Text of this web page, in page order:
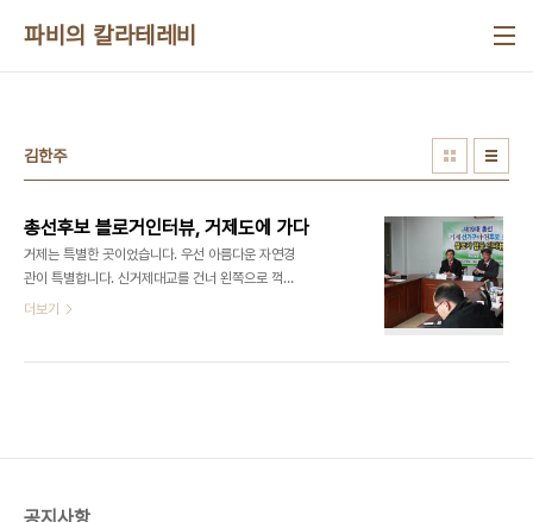
파비의 칼라테레비
김한주
총선후보 블로거인터뷰, 거제도에 가다
거제는 특별한 곳이었습니다. 우선 아름다운 자연경
관이 특별합니다. 신거제대교를 건너 왼쪽으로 꺽어
들자 푸른 바다가 한눈에 들어왔습니다. 얼마를 달리
바다와 아름다운 해안선과 기기묘묘한 바위들과 몽
더보기